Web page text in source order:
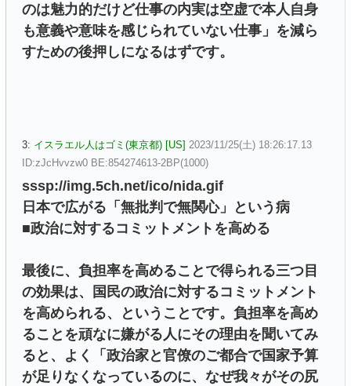
のは魅力的だけど仕事の内実は空虚で本人自身
も意義や意味を感じられていない仕事」を減ら
すための後押しになるはずです。
3: イスラエル人はゴミ(東京都) [US] 2023/11/25(土) 18:26:17.13
ID:zJcHvvzw0 BE:854274613-2BP(1000)
sssp://img.5ch.net/ico/nida.gif
日本で広がる「無批判で無関心」という病
■政治に対するコミットメントを高める
最後に、負担率を高めることで得られる三つ目
の効果は、国民の政治に対するコミットメント
を高められる、ということです。負担率を高め
ることを頑なに嫌がる人にその理由を聞いてみ
ると、よく「政治家と官僚のご都合で国家予算
が足りなくなっているのに、なぜ我々がその尻